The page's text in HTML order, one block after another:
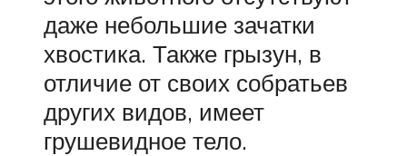
даже небольшие зачатки
хвостика. Также грызун, в
отличие от своих собратьев
других видов, имеет
грушевидное тело.